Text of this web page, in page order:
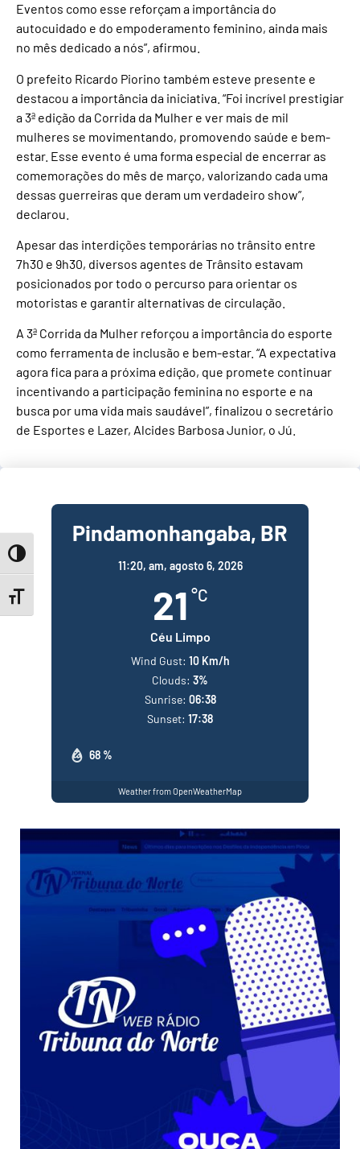
Toggle High Contrast
Toggle Font size
Eventos como esse reforçam a importância do
autocuidado e do empoderamento feminino, ainda mais
no mês dedicado a nós”, afirmou.
O prefeito Ricardo Piorino também esteve presente e
destacou a importância da iniciativa. “Foi incrível prestigiar
a 3ª edição da Corrida da Mulher e ver mais de mil
mulheres se movimentando, promovendo saúde e bem-
estar. Esse evento é uma forma especial de encerrar as
comemorações do mês de março, valorizando cada uma
dessas guerreiras que deram um verdadeiro show”,
declarou.
Apesar das interdições temporárias no trânsito entre
7h30 e 9h30, diversos agentes de Trânsito estavam
posicionados por todo o percurso para orientar os
motoristas e garantir alternativas de circulação.
A 3ª Corrida da Mulher reforçou a importância do esporte
como ferramenta de inclusão e bem-estar. “A expectativa
agora fica para a próxima edição, que promete continuar
incentivando a participação feminina no esporte e na
busca por uma vida mais saudável”, finalizou o secretário
de Esportes e Lazer, Alcides Barbosa Junior, o Jú.
Pindamonhangaba, BR
11:20, am, agosto 6, 2026
21 °C
Céu Limpo
68 %
Wind Gust: 10 Km/h
Clouds: 3%
Sunrise: 06:38
Sunset: 17:38
Weather from OpenWeatherMap